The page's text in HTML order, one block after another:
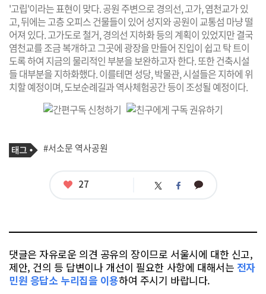
'고립'이라는 표현이 맞다. 공원 주변으로 경의선, 고가, 염천교가 있
고, 뒤에는 고층 오피스 건물들이 있어 성지와 공원이 교통섬 마냥 떨
어져 있다. 고가도로 철거, 경의선 지하화 등의 계획이 있었지만 결국
염천교를 조금 복개하고 그곳에 광장을 만들어 진입이 쉽고 탁 트이
도록 하여 지금의 물리적인 부분을 보완하고자 한다. 또한 건축시설
들 대부분을 지하화했다. 이를테면 성당, 박물관, 시설들은 지하에 위
치할 예정이며, 도보순례길과 역사체험공간 등이 조성될 예정이다.
기
사
태
그
#서소문 역사공원
좋
27 트 페 카
댓글은 자유로운 의견 공유의 장이므로 서울시에 대한 신고,
제안, 건의 등 답변이나 개선이 필요한 사항에 대해서는 전자
민원 응답소 누리집을 이용하여 주시기 바랍니다.